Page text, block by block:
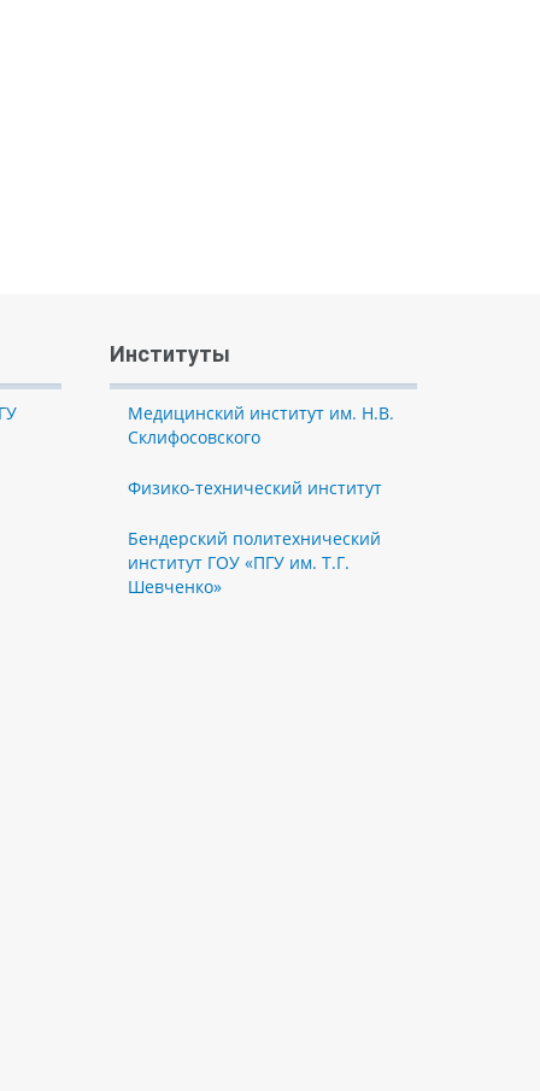
Институты
Медицинский институт им. Н.В.
Склифосовского
Физико-технический институт
Бендерский политехнический
институт ГОУ «ПГУ им. Т.Г.
Шевченко»